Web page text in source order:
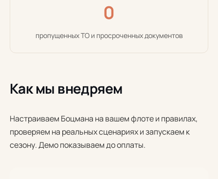
0
пропущенных ТО и просроченных документов
Как мы внедряем
Настраиваем Боцмана на вашем флоте и правилах,
проверяем на реальных сценариях и запускаем к
сезону. Демо показываем до оплаты.